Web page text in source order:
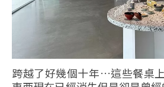
跨越了好幾個十年…這些餐桌